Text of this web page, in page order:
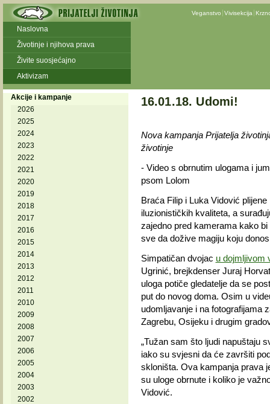
Veganstvo Vivisekcija
Naslovna
Životinje i njihova prava
Živite suosjećajno
Aktivizam
Akcije i kampanje
2026
2025
2024
2023
2022
2021
2020
2019
2018
2017
2016
2015
2014
2013
2012
2011
2010
2009
2008
2007
2006
2005
2004
2003
2002
16.01.18. Udomi!
Nova kampanja Prijatelja
životinje
- Video s obrnutim ulogama i
psom Lolom
Braća Filip i Luka Vidović
iluzionističkih kvaliteta, a
zajedno pred kamerama kako
sve da dožive magiju koju
Simpatičan dvojac u dojmljivom
Ugrinić, brejkdenser Juraj
uloga potiče gledatelje da se
put do novog doma. Osim u
udomljavanje i na fotografijama
Zagrebu, Osijeku i drugim
„Tužan sam što ljudi napuštaju
iako su svjesni da će završiti
skloništa. Ova kampanja prava
su uloge obrnute i koliko je
Vidović.